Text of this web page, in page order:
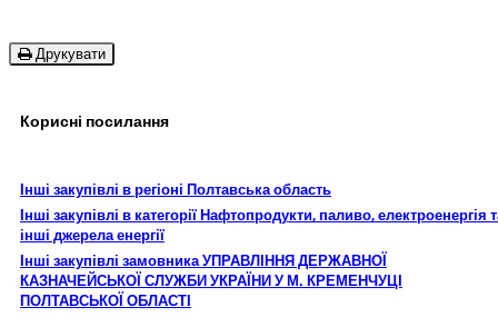
Друкувати
Корисні посилання
Інші закупівлі в регіоні Полтавська область
Інші закупівлі в категорії Нафтопродукти, паливо, електроенергія
інші джерела енергії
Інші закупівлі замовника УПРАВЛІННЯ ДЕРЖАВНОЇ
КАЗНАЧЕЙСЬКОЇ СЛУЖБИ УКРАЇНИ У М. КРЕМЕНЧУЦІ
ПОЛТАВСЬКОЇ ОБЛАСТІ